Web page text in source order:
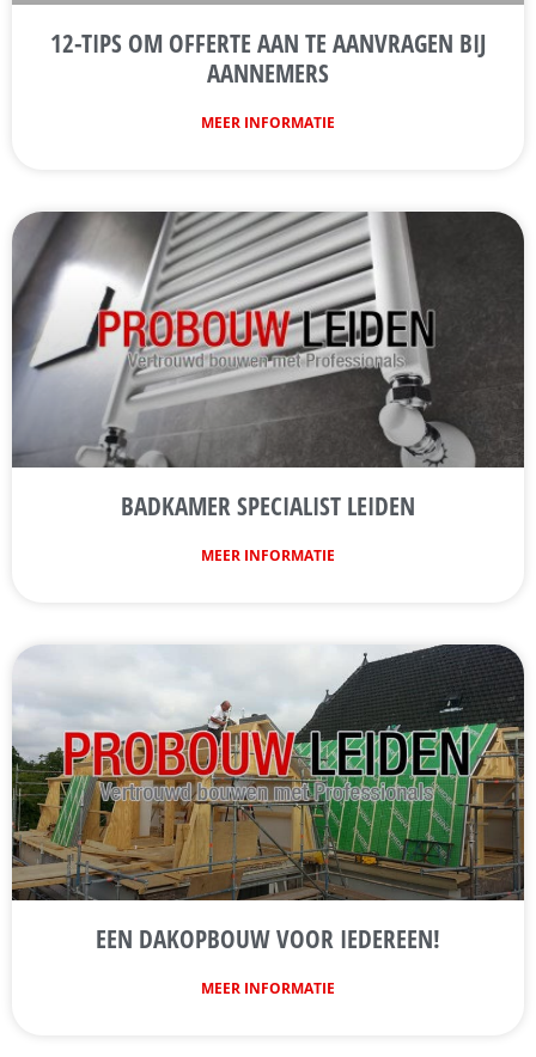
12-TIPS OM OFFERTE AAN TE AANVRAGEN BIJ
AANNEMERS
MEER INFORMATIE
BADKAMER SPECIALIST LEIDEN
MEER INFORMATIE
EEN DAKOPBOUW VOOR IEDEREEN!
MEER INFORMATIE